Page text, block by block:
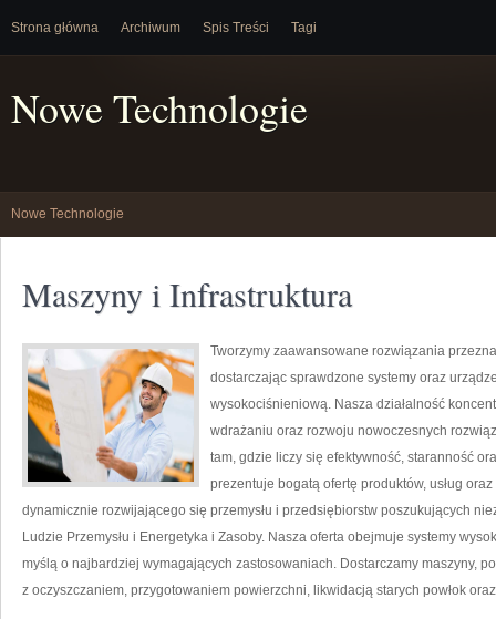
Strona główna Archiwum Spis Treści Tagi
Nowe Technologie
Nowe Technologie
Maszyny i Infrastruktura
Tworzymy zaawansowane rozwiązania
dostarczając sprawdzone systemy oraz
wysokociśnieniową. Nasza działalność
wdrażaniu oraz rozwoju nowoczesnych
tam, gdzie liczy się efektywność, staranność
prezentuje bogatą ofertę produktów, usług
dynamicznie rozwijającego się przemysłu i przedsiębiorstw poszukujących
Ludzie Przemysłu i Energetyka i Zasoby. Nasza oferta obejmuje systemy
myślą o najbardziej wymagających zastosowaniach. Dostarczamy maszyny,
z oczyszczaniem, przygotowaniem powierzchni, likwidacją starych powłok